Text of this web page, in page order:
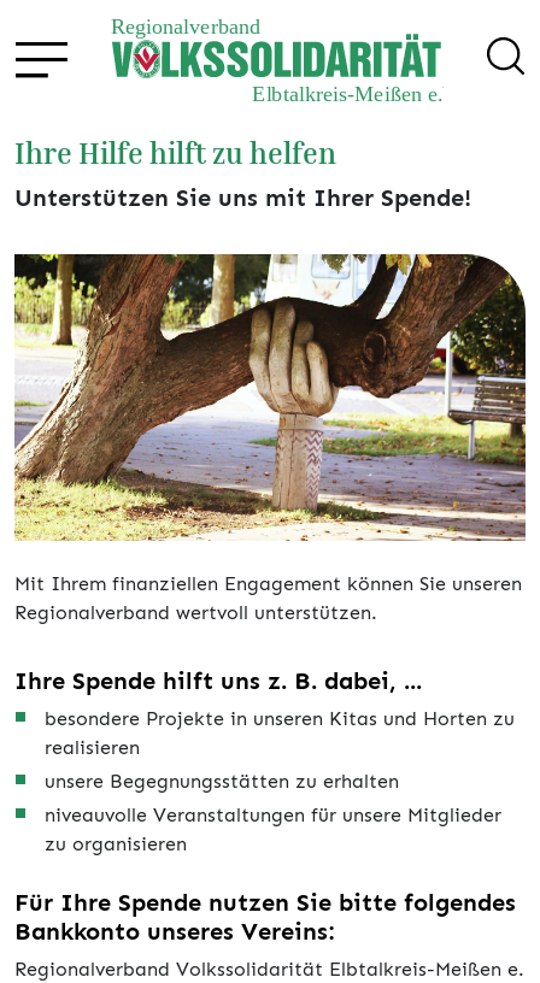
Ihre Hilfe hilft zu helfen
Unterstützen Sie uns mit Ihrer Spende!
Mit Ihrem finanziellen Engagement können Sie unseren
Regionalverband wertvoll unterstützen.
Ihre Spende hilft uns z. B. dabei, ...
besondere Projekte in unseren Kitas und Horten zu
realisieren
unsere Begegnungsstätten zu erhalten
niveauvolle Veranstaltungen für unsere Mitglieder
zu organisieren
Für Ihre Spende nutzen Sie bitte folgendes
Bankkonto unseres Vereins:
Regionalverband Volkssolidarität Elbtalkreis-Meißen e.